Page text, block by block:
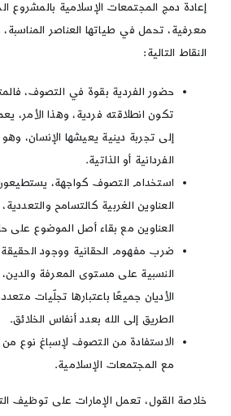
إعادة دمج المجتمعات الإسلامية بالمشروع
معرفية، تحمل في طياتها العناصر
النقاط التالية:
حضور الفردية بقوة في التصوف،
تكون انطلاقته فردية، وهذا الأمر،
إلى تجربة دينية يعيشها الإنسان،
الفردانية أو الذاتية.
استخدام التصوف كواجهة،
العناوين الغربية كالتسامح
العناوين مع بقاء أصل الموضوع على
ضرب مفهوم الحقانية ووجود
النسبية على مستوى المعرفة والدين،
الأديان جميعًا باعتبارها تجلّيات
الطريق إلى الله بعدد أنفاس الخلائق.
الاستفادة من التصوف لإسباغ نوع من
مع المجتمعات الإسلامية.
خلاصة القول، تعمل الإمارات على توظيف